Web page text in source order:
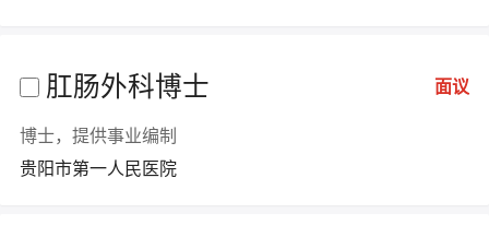
肛肠外科博士 面议
博士，提供事业编制
贵阳市第一人民医院